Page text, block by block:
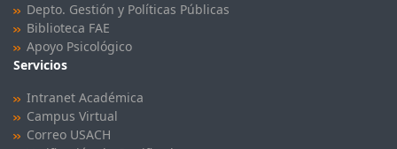
Depto. Gestión y Políticas Públicas
Biblioteca FAE
Apoyo Psicológico
Servicios
Intranet Académica
Campus Virtual
Correo USACH